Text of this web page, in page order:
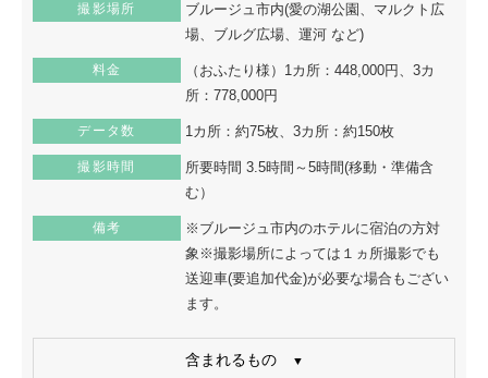
撮影場所
ブルージュ市内(愛の湖公園、マルクト広
場、ブルグ広場、運河 など)
料金
（おふたり様）1カ所：448,000円、3カ
所：778,000円
データ数 1カ所：約75枚、3カ所：約150枚
撮影時間
所要時間 3.5時間～5時間(移動・準備含
む）
備考
※ブルージュ市内のホテルに宿泊の方対
象※撮影場所によっては１ヵ所撮影でも
送迎車(要追加代金)が必要な場合もござい
ます。
含まれるもの